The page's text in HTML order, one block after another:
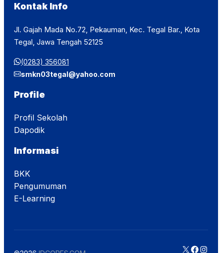
Kontak Info
Jl. Gajah Mada No.72, Pekauman, Kec. Tegal Bar., Kota
Tegal, Jawa Tengah 52125
(0283) 356081
smkn03tegal@yahoo.com
Profile
Profil Sekolah
Dapodik
Informasi
BKK
Pengumuman
E-Learning
X